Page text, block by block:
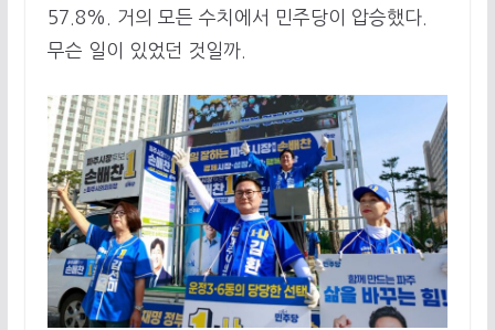
57.8%. 거의 모든 수치에서 민주당이 압승했다.
무슨 일이 있었던 것일까.